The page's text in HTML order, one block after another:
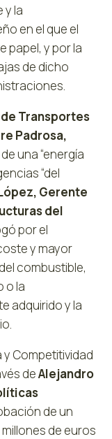
y la
en el que el
papel, y por la
de dicho
Transportes
Padrosa,
una “energía
“del
Gerente
del
por el
y mayor
combustible,
o la
adquirido y la
y Competitividad
deAlejandro
de un
millones de euros